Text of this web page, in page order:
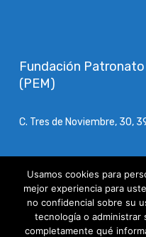
Fundación
(PEM)
C. Tres de Noviembre, 30,
Aviso Legal
Política de Cookies
Usamos cookies para
mejor experiencia para
no confidencial sobre su
tecnología o administrar
completamente qué